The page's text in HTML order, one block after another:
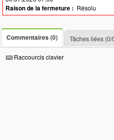
Raison de la fermeture : Résolu
Commentaires (0) Tâches liées (0/
Raccourcis clavier